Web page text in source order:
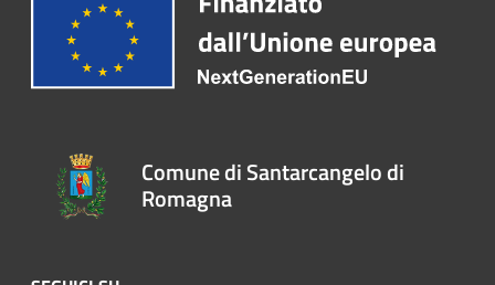
Comune di Santarcangelo di
Romagna